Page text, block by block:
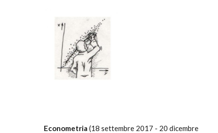
Econometria (18 settembre 2017 - 20 dicembre